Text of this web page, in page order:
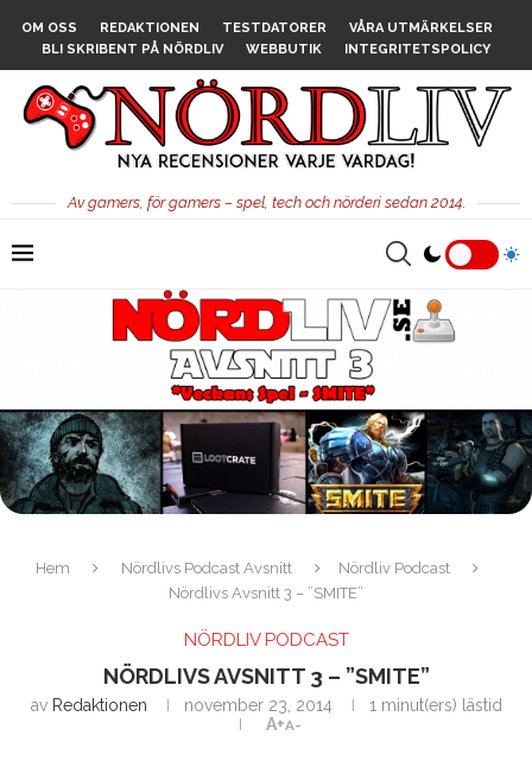
OM OSS REDAKTIONEN TESTDATORER
VÅRA UTMÄRKELSER
BLI SKRIBENT PÅ NÖRDLIV
WEBBUTIK INTEGRITETSPOLICY
Av gamers, för gamers – spel, tech och nörderi sedan 2014.
Hem Nördlivs Podcast Avsnitt
Nördliv Podcast
Nördlivs Avsnitt 3 – ”SMITE”
NÖRDLIV PODCAST
NÖRDLIVS AVSNITT 3 – ”SMITE”
av Redaktionen november 23, 2014
1 minut(ers) lästid
A+A-